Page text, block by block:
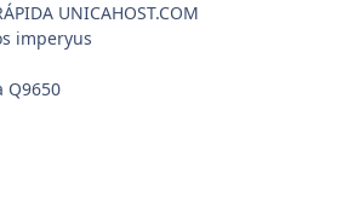
UNICAHOST.COM
imperyus
Q9650